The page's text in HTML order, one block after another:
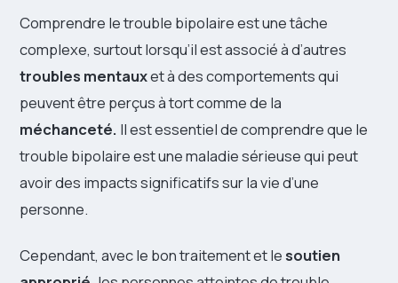
Comprendre le trouble bipolaire est une tâche
complexe, surtout lorsqu’il est associé à d’autres
troubles mentauxet à des comportements qui
peuvent être perçus à tort comme de la
méchanceté. Il est essentiel de comprendre que le
trouble bipolaire est une maladie sérieuse qui peut
avoir des impacts significatifs sur la vie d’une
personne.
Cependant, avec le bon traitement et lesoutien